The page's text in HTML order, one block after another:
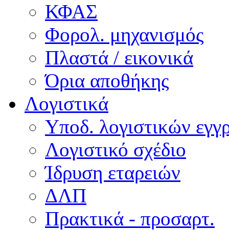
ΚΦΑΣ
Φορολ. μηχανισμός
Πλαστά / εικονικά
Όρια αποθήκης
Λογιστικά
Υποδ. λογιστικών
Λογιστικό σχέδιο
Ίδρυση εταρειών
ΔΛΠ
Πρακτικά - προσαρτ.